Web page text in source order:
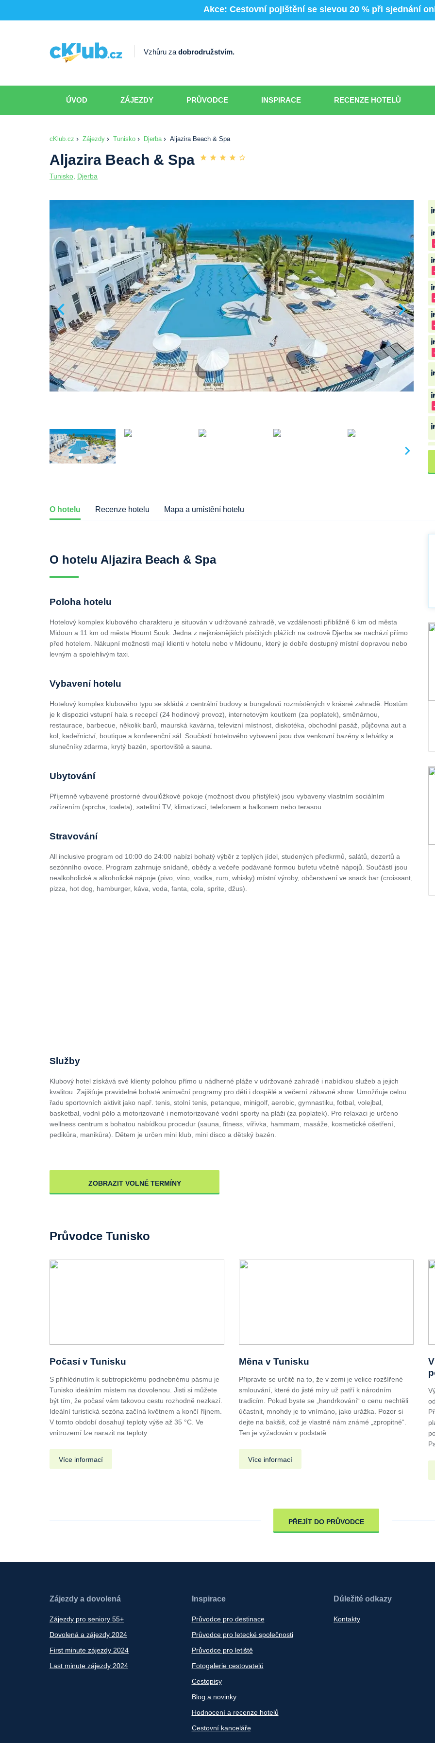
Akce: Cestovní pojištění se slevou 20 % při sjednání
Vzhůru zadobrodružstvím.
ÚVOD ZÁJEZDY PRŮVODCE INSPIRACE RECENZE HOTELŮ
cKlub.cz Zájezdy Tunisko Djerba Aljazira Beach & Spa
Aljazira Beach & Spa
Tunisko Djerba
O hotelu Recenze hotelu Mapa a umístění hotelu
O hotelu Aljazira Beach & Spa
Poloha hotelu
Hotelový komplex klubového charakteru je situován v udržované zahradě, ve vzdálenosti přibližně 6 km od města
Midoun a 11 km od města Houmt Souk. Jedna z nejkrásnějších písčitých plážích na ostrově Djerba se nachází přímo
před hotelem. Nákupní možnosti mají klienti v hotelu nebo v Midounu, který je dobře dostupný místní dopravou nebo
levným a spolehlivým taxi.
Vybavení hotelu
Hotelový komplex klubového typu se skládá z centrální budovy a bungalovů rozmístěných v krásné zahradě. Hostům
je k dispozici vstupní hala s recepcí (24 hodinový provoz), internetovým koutkem (za poplatek), směnárnou,
restaurace, barbecue, několik barů, maurská kavárna, televizní místnost, diskotéka, obchodní pasáž, půjčovna aut a
kol, kadeřnictví, boutique a konferenční sál. Součástí hotelového vybavení jsou dva venkovní bazény s lehátky a
slunečníky zdarma, krytý bazén, sportoviště a sauna.
Ubytování
Příjemně vybavené prostorné dvoulůžkové pokoje (možnost dvou přistýlek) jsou vybaveny vlastním sociálním
zařízením (sprcha, toaleta), satelitní TV, klimatizací, telefonem a balkonem nebo terasou
Stravování
All inclusive program od 10:00 do 24:00 nabízí bohatý výběr z teplých jídel, studených předkrmů, salátů, dezertů a
sezónního ovoce. Program zahrnuje snídaně, obědy a večeře podávané formou bufetu včetně nápojů. Součástí jsou
nealkoholické a alkoholické nápoje (pivo, víno, vodka, rum, whisky) místní výroby, občerstvení ve snack bar (croissant,
pizza, hot dog, hamburger, káva, voda, fanta, cola, sprite, džus).
Služby
Klubový hotel získává své klienty polohou přímo u nádherné pláže v udržované zahradě i nabídkou služeb a jejich
kvalitou. Zajišťuje pravidelné bohaté animační programy pro děti i dospělé a večerní zábavné show. Umožňuje celou
řadu sportovních aktivit jako např. tenis, stolní tenis, petanque, minigolf, aerobic, gymnastiku, fotbal, volejbal,
basketbal, vodní pólo a motorizované i nemotorizované vodní sporty na pláži (za poplatek). Pro relaxaci je určeno
wellness centrum s bohatou nabídkou procedur (sauna, fitness, vířivka, hammam, masáže, kosmetické ošetření,
pedikůra, manikůra). Dětem je určen mini klub, mini disco a dětský bazén.
ZOBRAZIT VOLNÉ TERMÍNY
Průvodce Tunisko
Počasí v Tunisku
S přihlédnutím k subtropickému podnebnému pásmu je
Tunisko ideálním místem na dovolenou. Jisti si můžete
být tím, že počasí vám takovou cestu rozhodně nezkazí.
Ideální turistická sezóna začíná květnem a končí říjnem.
V tomto období dosahují teploty výše až 35 °C. Ve
vnitrozemí lze narazit na teploty
Více informací
Měna v Tunisku
Připravte se určitě na to, že v zemi je velice rozšířené
smlouvání, které do jisté míry už patří k národním
tradicím. Pokud byste se „handrkování“ o cenu nechtěli
účastnit, mnohdy je to vnímáno, jako urážka. Pozor si
dejte na bakšiš, což je vlastně nám známé „zpropitné“.
Ten je vyžadován v podstatě
Více informací
PŘEJÍT DO PRŮVODCE
Zájezdy a dovolená
Zájezdy pro seniory 55+
Dovolená a zájezdy 2024
First minute zájezdy 2024
Last minute zájezdy 2024
Inspirace
Průvodce pro destinace
Průvodce pro letecké společnosti
Průvodce pro letiště
Fotogalerie cestovatelů
Cestopisy
Blog a novinky
Hodnocení a recenze hotelů
Cestovní kanceláře
Důležité odkazy
Kontakty